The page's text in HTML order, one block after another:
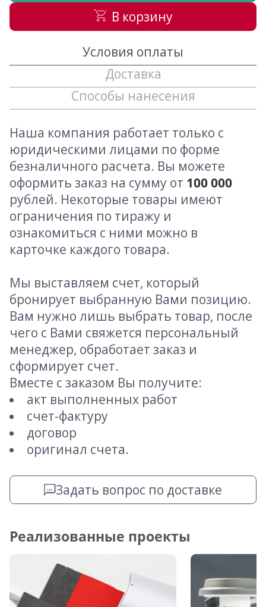
В корзину
Условия оплаты
Доставка
Способы нанесения
Наша компания работает только с
юридическими лицами по форме
безналичного расчета. Вы можете
оформить заказ на сумму от 100 000
рублей. Некоторые товары имеют
ограничения по тиражу и
ознакомиться с ними можно в
карточке каждого товара.
Мы выставляем счет, который
бронирует выбранную Вами позицию.
Вам нужно лишь выбрать товар, после
чего с Вами свяжется персональный
менеджер, обработает заказ и
сформирует счет.
Вместе с заказом Вы получите:
акт выполненных работ
счет-фактуру
договор
оригинал счета.
Задать вопрос по доставке
Реализованные проекты